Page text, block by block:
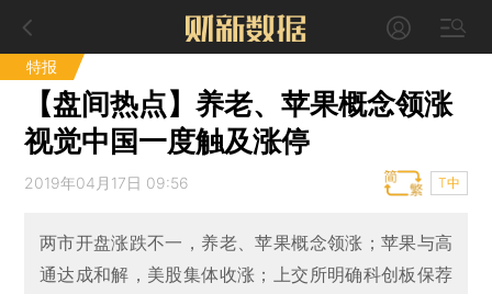
特报
【盘间热点】养老、苹果概念领涨
视觉中国一度触及涨停
2019年04月17日 09:56 T中
两市开盘涨跌不一，养老、苹果概念领涨；苹果与高
通达成和解，美股集体收涨；上交所明确科创板保荐